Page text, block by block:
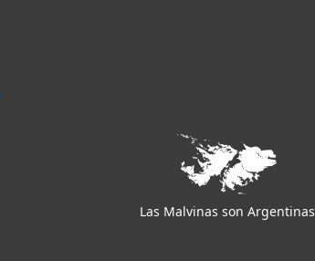
Las Malvinas son Argentinas